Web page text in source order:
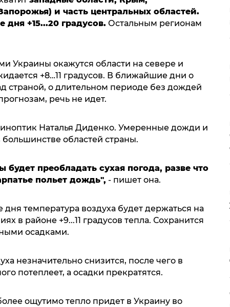
и часть центральных областей.
дня +15...20 градусов. Остальным регионам
Украины окажутся области на севере и
+8…11 градусов. В ближайшие дни о
страной, о длительном периоде без дождей
речь не идет.
Наталья Диденко. Умеренные дожди и
областей страны.
преобладать сухая погода, разве что
польет дождь", - пишет она.
дня температура воздуха будет держаться на
в районе +9...11 градусов тепла. Сохранится
осадками.
незначительно снизится, после чего в
потеплеет, а осадки прекратятся.
ощутимо тепло придет в Украину во